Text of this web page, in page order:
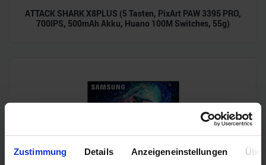
Zustimmung Details Anzeigeneinstellungen
ATTACK SHARK X8PLUS (5 Tasten, PixArt PAW 3395 PRO,
700IPS, 500mAh Akku, Huano 100M Switches, 55g)